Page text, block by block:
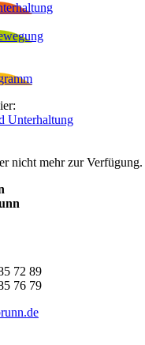
Unterhaltung
nicht mehr zur Verfügung.
72 89
76 79